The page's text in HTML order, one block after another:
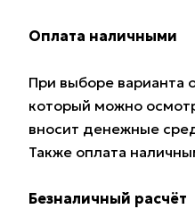
Оплата наличными
При выборе варианта
который можно
вносит денежные
Также оплата
Безналичный расчёт